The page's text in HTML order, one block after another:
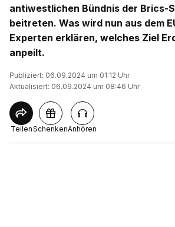
antiwestlichen Bündnis der Brics-
beitreten. Was wird nun aus dem
Experten erklären, welches Ziel
anpeilt.
Publiziert: 06.09.2024 um 01:12 Uhr
Aktualisiert: 06.09.2024 um 08:46 Uhr
TeilenSchenkenAnhören